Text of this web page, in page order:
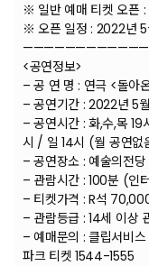
※ 일반 예매 티켓 오픈
※ 오픈 일정 : 2022년
<공연정보>
– 공 연 명 : 연극 <돌아
– 공연기간 : 2022년 5
– 공연시간 : 화,수,목
시 / 일 14시 (월 공연없
– 공연장소 : 예술의전
– 관람시간 : 100분 (인
– 티켓가격 : R석
– 관람등급 : 14세 이상
– 예매문의 : 클립서비
파크 티켓 1544-1555